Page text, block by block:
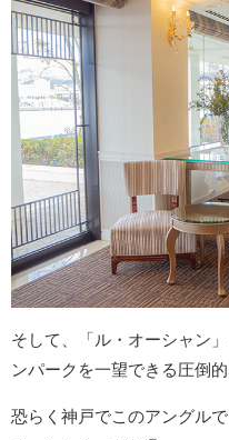
そして、「ル・オーシャン
ンパークを一望できる圧倒
恐らく神戸でこのアングル